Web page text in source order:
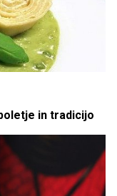
in tradicijo